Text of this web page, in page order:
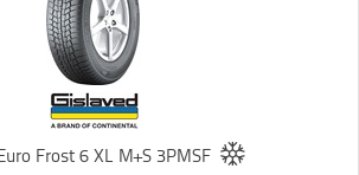
Frost 6 XL M+S 3PMSF